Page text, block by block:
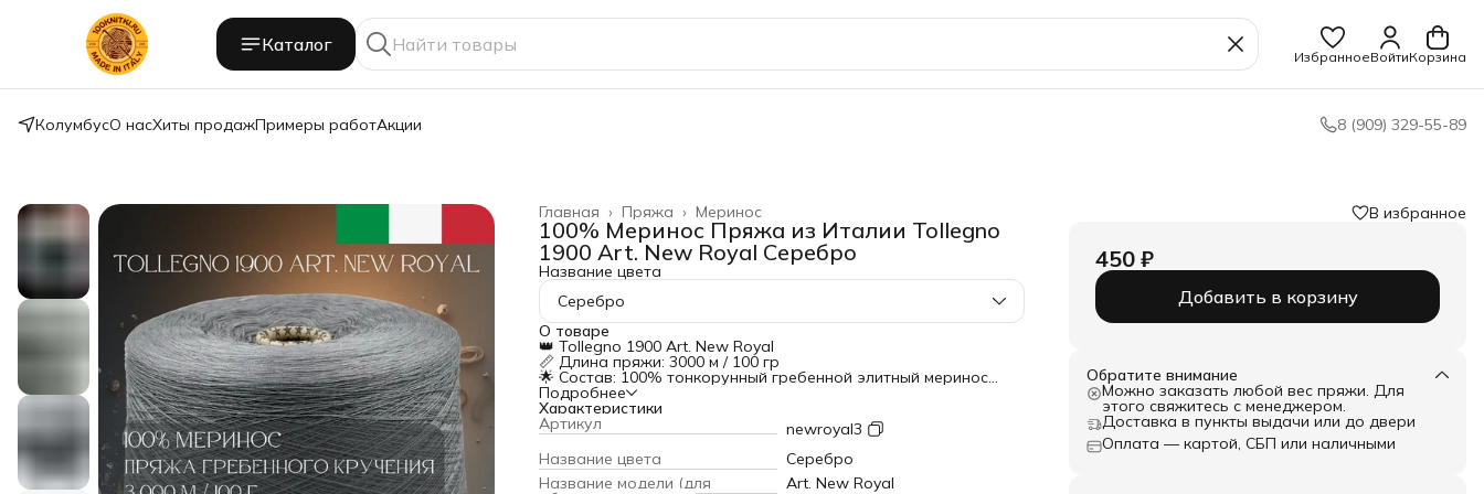
Каталог
ИзбранноеВойтиКорзина
КолумбусО насХиты продажПримеры работАкции 8 (909) 329-55-89
Меринос
Пряжа ›
Главная ›
100% Меринос Пряжа из Италии Tollegno
1900 Art. New Royal Серебро
Название цвета
Серебро
О товаре
👑 Tollegno 1900 Art. New Royal
📏 Длина пряжи: 3000 м / 100 гр
🌟 Состав: 100% тонкорунный гребенной элитный меринос
💎 Особенности:
Шелковистая гладкость — без ворса и пушистости
Идеальная драпировка — для элегантных силуэтов Держит
сложные узоры (резинки, араны, косы)
Подходит для костюмного трикотажа — платья, водолазки,
юбки
⚠️ Важно знать: Очень тонкая нить! Требует многократного
Подробнее
Характеристики
Артикул
newroyal3
Название цвета
Серебро
Название модели (для
Art. New Royal
В избранное
450 ₽
Добавить в корзину
Обратите внимание
Можно заказать любой вес пряжи. Для
этого свяжитесь с менеджером.
Доставка в пункты выдачи или до двери
Оплата — картой, СБП или наличными